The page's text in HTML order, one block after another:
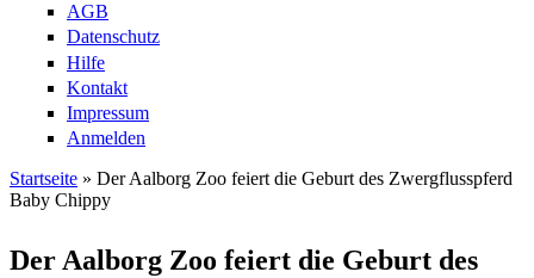
AGB
Datenschutz
Hilfe
Kontakt
Impressum
Anmelden
Sie sind hier
Startseite » Der Aalborg Zoo feiert die Geburt des Zwergflusspferd
Baby Chippy
Der Aalborg Zoo feiert die Geburt des